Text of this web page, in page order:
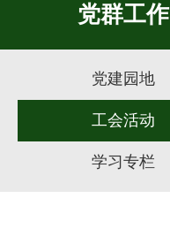
党群工作
党建园地
工会活动
学习专栏